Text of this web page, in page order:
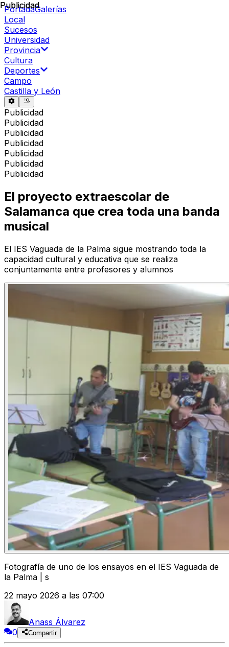
PortadaGalerías
Local
Sucesos
Universidad
Provincia
Cultura
Deportes
Campo
Castilla y León
Publicidad
Publicidad
Publicidad
Publicidad
Publicidad
Publicidad
Publicidad
Publicidad
El proyecto extraescolar de
Salamanca que crea toda una banda
musical
El IES Vaguada de la Palma sigue mostrando toda la
capacidad cultural y educativa que se realiza
conjuntamente entre profesores y alumnos
Fotografía de uno de los ensayos en el IES Vaguada de
la Palma | s
22 mayo 2026 a las 07:00
Anass Álvarez
0
Compartir
Publicidad